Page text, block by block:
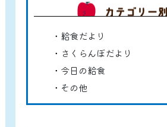
給食だより
さくらんぼだより
今日の給食
その他